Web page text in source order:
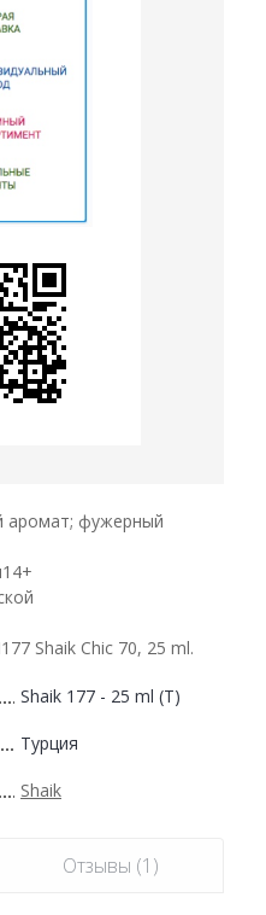
аромат; фужерный
14+
Shaik Chic 70, 25 ml.
Shaik 177 - 25 ml (T)
Турция
Shaik
Отзывы (1)